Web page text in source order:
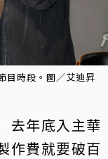
目時段。圖／艾迪昇
去年底入主華
作費就要破百